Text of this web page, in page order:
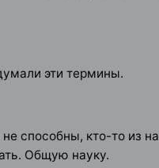
эти термины.
способны, кто-то из
Общую науку.